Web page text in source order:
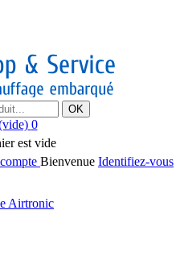
OK
0
est vide
Bienvenue Identifiez-vous
Airtronic